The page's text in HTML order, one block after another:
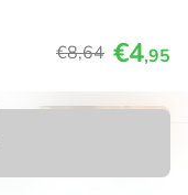
€8,64 €4,95